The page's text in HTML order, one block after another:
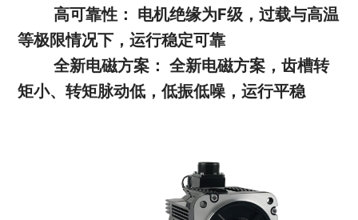
高可靠性： 电机绝缘为F级，过载与高温
等极限情况下，运行稳定可靠
全新电磁方案： 全新电磁方案，齿槽转
矩小、转矩脉动低，低振低噪，运行平稳